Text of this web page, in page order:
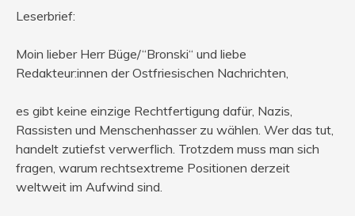
Leserbrief:
Moin lieber Herr Büge/“Bronski“ und liebe
Redakteur:innen der Ostfriesischen Nachrichten,
es gibt keine einzige Rechtfertigung dafür, Nazis,
Rassisten und Menschenhasser zu wählen. Wer das tut,
handelt zutiefst verwerflich. Trotzdem muss man sich
fragen, warum rechtsextreme Positionen derzeit
weltweit im Aufwind sind.